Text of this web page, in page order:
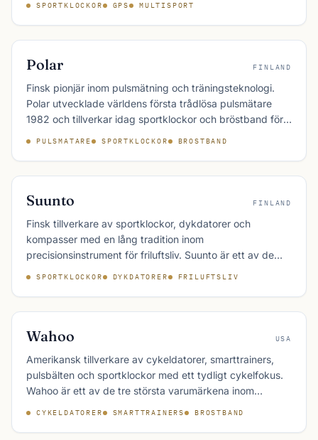
SPORTKLOCKOR GPS MULTISPORT
Polar FINLAND
Finsk pionjär inom pulsmätning och träningsteknologi.
Polar utvecklade världens första trådlösa pulsmätare
1982 och tillverkar idag sportklockor och bröstband för
PULSMATARE SPORTKLOCKOR BROSTBAND
Suunto FINLAND
Finsk tillverkare av sportklockor, dykdatorer och
kompasser med en lång tradition inom
precisionsinstrument för friluftsliv. Suunto är ett av de
SPORTKLOCKOR DYKDATORER FRILUFTSLIV
Wahoo USA
Amerikansk tillverkare av cykeldatorer, smarttrainers,
pulsbälten och sportklockor med ett tydligt cykelfokus.
Wahoo är ett av de tre största varumärkena inom
CYKELDATORER SMARTTRAINERS BROSTBAND